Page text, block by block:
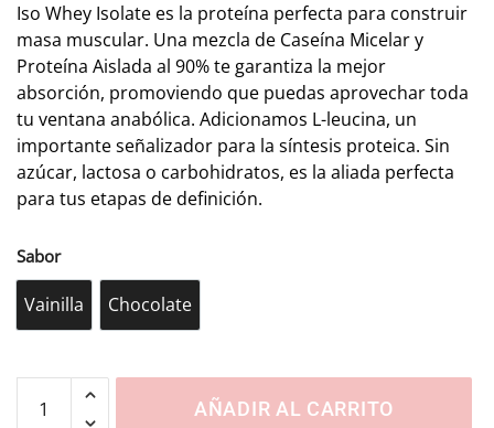
Iso Whey Isolate es la proteína perfecta para construir
masa muscular. Una mezcla de Caseína Micelar y
Proteína Aislada al 90% te garantiza la mejor
absorción, promoviendo que puedas aprovechar toda
tu ventana anabólica. Adicionamos L-leucina, un
importante señalizador para la síntesis proteica. Sin
azúcar, lactosa o carbohidratos, es la aliada perfecta
para tus etapas de definición.
Sabor
Vainilla
Vainilla Chocolate
Chocolate
WHEY
AÑADIR AL CARRITO